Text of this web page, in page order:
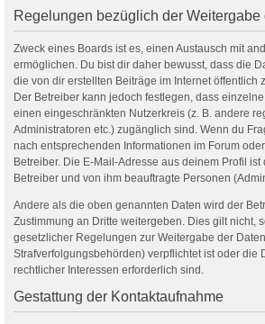
Regelungen bezüglich der Weitergabe
Zweck eines Boards ist es, einen Austausch mit
ermöglichen. Du bist dir daher bewusst, dass die
die von dir erstellten Beiträge im Internet öffentlich
Der Betreiber kann jedoch festlegen, dass
einen eingeschränkten Nutzerkreis (z. B. andere
Administratoren etc.) zugänglich sind. Wenn du
nach entsprechenden Informationen im Forum
Betreiber. Die E-Mail-Adresse aus deinem Profil
Betreiber und von ihm beauftragte Personen
Andere als die oben genannten Daten wird der
Zustimmung an Dritte weitergeben. Dies gilt nicht,
gesetzlicher Regelungen zur Weitergabe der
Strafverfolgungsbehörden) verpflichtet ist oder die
rechtlicher Interessen erforderlich sind.
Gestattung der Kontaktaufnahme